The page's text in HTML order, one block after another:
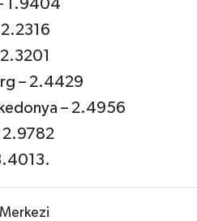
1.9404
– 2.4429
– 2.4956
2.9782